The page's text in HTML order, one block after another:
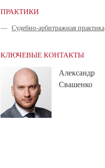
ПРАКТИКИ
— Судебно-арбитражная практика
КЛЮЧЕВЫЕ КОНТАКТЫ
Александр
Свашенко